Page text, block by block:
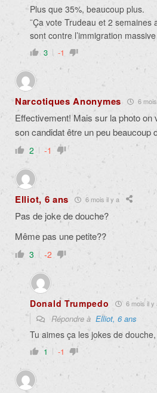
Plus que 35%, beaucoup plus.
¨Ça vote Trudeau et 2 semaines
sont contre l’immigration massive
3 -1
Narcotiques Anonymes 6
Effectivement! Mais sur la photo on
son candidat être un peu
2 -1
Elliot, 6 ans 6 mois il y a
Pas de joke de douche?
Même pas une petite??
3 -2
Donald Trumpedo 6 mois il y
Répondre à Elliot, 6 ans
Tu aimes ça les jokes de
1 -1